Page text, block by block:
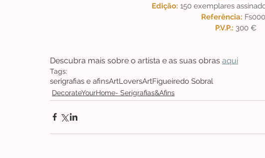
Edição: 150 exemplares
Referência:
P.V.P.: 300 €
Descubra mais sobre o artista e as suas obras aqui
Tags:
serigrafias e afinsArtLoversArtFigueiredo Sobral
DecorateYourHome- Serigrafias&Afins